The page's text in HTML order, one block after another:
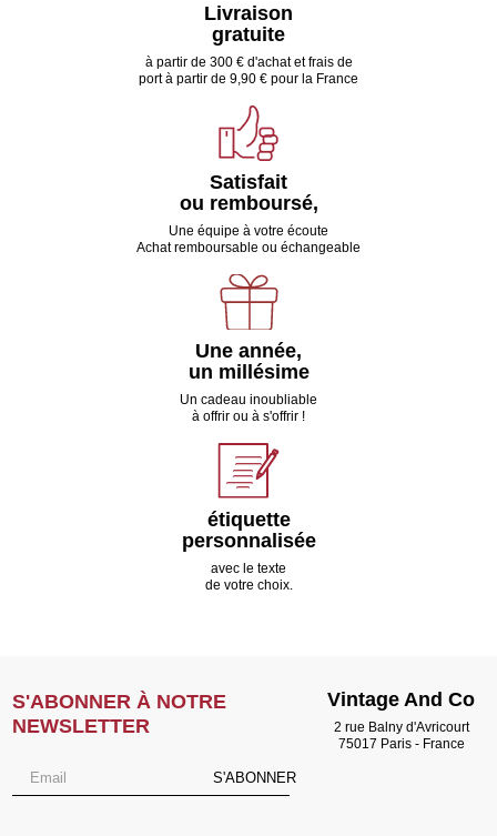
Livraison
gratuite
à partir de 300 € d'achat et frais de
port à partir de 9,90 € pour la France
Satisfait
ou remboursé,
Une équipe à votre écoute
Achat remboursable ou échangeable
Une année,
un millésime
Un cadeau inoubliable
à offrir ou à s'offrir !
étiquette
personnalisée
avec le texte
de votre choix.
S'ABONNER À NOTRE
NEWSLETTER
S'ABONNER
Vintage And Co
2 rue Balny d'Avricourt
75017 Paris - France